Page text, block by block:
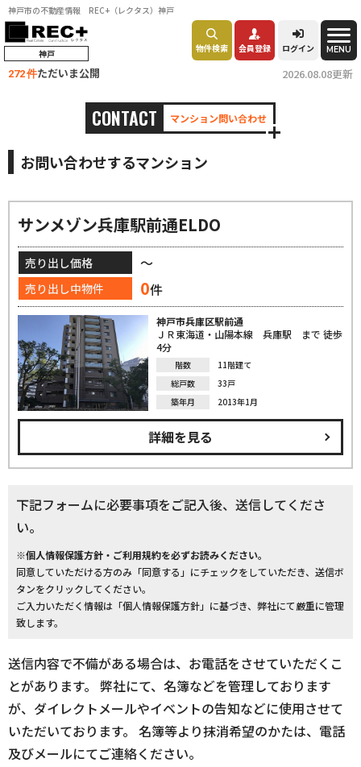
神戸市の不動産情報 REC+（レクタス）神戸
神戸 物件検索 会員登録 ログイン MENU
272 件ただいま公開 2026.08.08更新
CONTACT マンション問い合わせ
お問い合わせするマンション
サンメゾン兵庫駅前通ELDO
売り出し価格 ～
売り出し中物件 0件
神戸市兵庫区駅前通
ＪＲ東海道・山陽本線 兵庫駅 まで 徒歩
4分
階数
11階建て
総戸数
33戸
築年月
2013年1月
詳細を見る
下記フォームに必要事項をご記入後、送信してくださ
い。
※個人情報保護方針・ご利用規約を必ずお読みください。
同意していただける方のみ「同意する」にチェックをしていただき、送信ボ
タンをクリックしてください。
ご入力いただく情報は「個人情報保護方針」に基づき、弊社にて厳重に管理
致します。
送信内容で不備がある場合は、お電話をさせていただくこ
とがあります。 弊社にて、名簿などを管理しております
が、ダイレクトメールやイベントの告知などに使用させて
いただいております。 名簿等より抹消希望のかたは、電話
及びメールにてご連絡ください。